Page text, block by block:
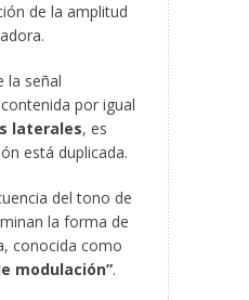
de la amplitud
la señal
por igual
laterales, es
está duplicada.
del tono de
la forma de
conocida como
modulación”.